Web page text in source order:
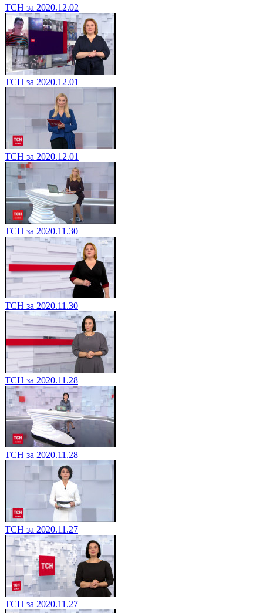
ТСН за 2020.12.02
ТСН за 2020.12.01
ТСН за 2020.12.01
ТСН за 2020.11.30
ТСН за 2020.11.30
ТСН за 2020.11.28
ТСН за 2020.11.28
ТСН за 2020.11.27
ТСН за 2020.11.27